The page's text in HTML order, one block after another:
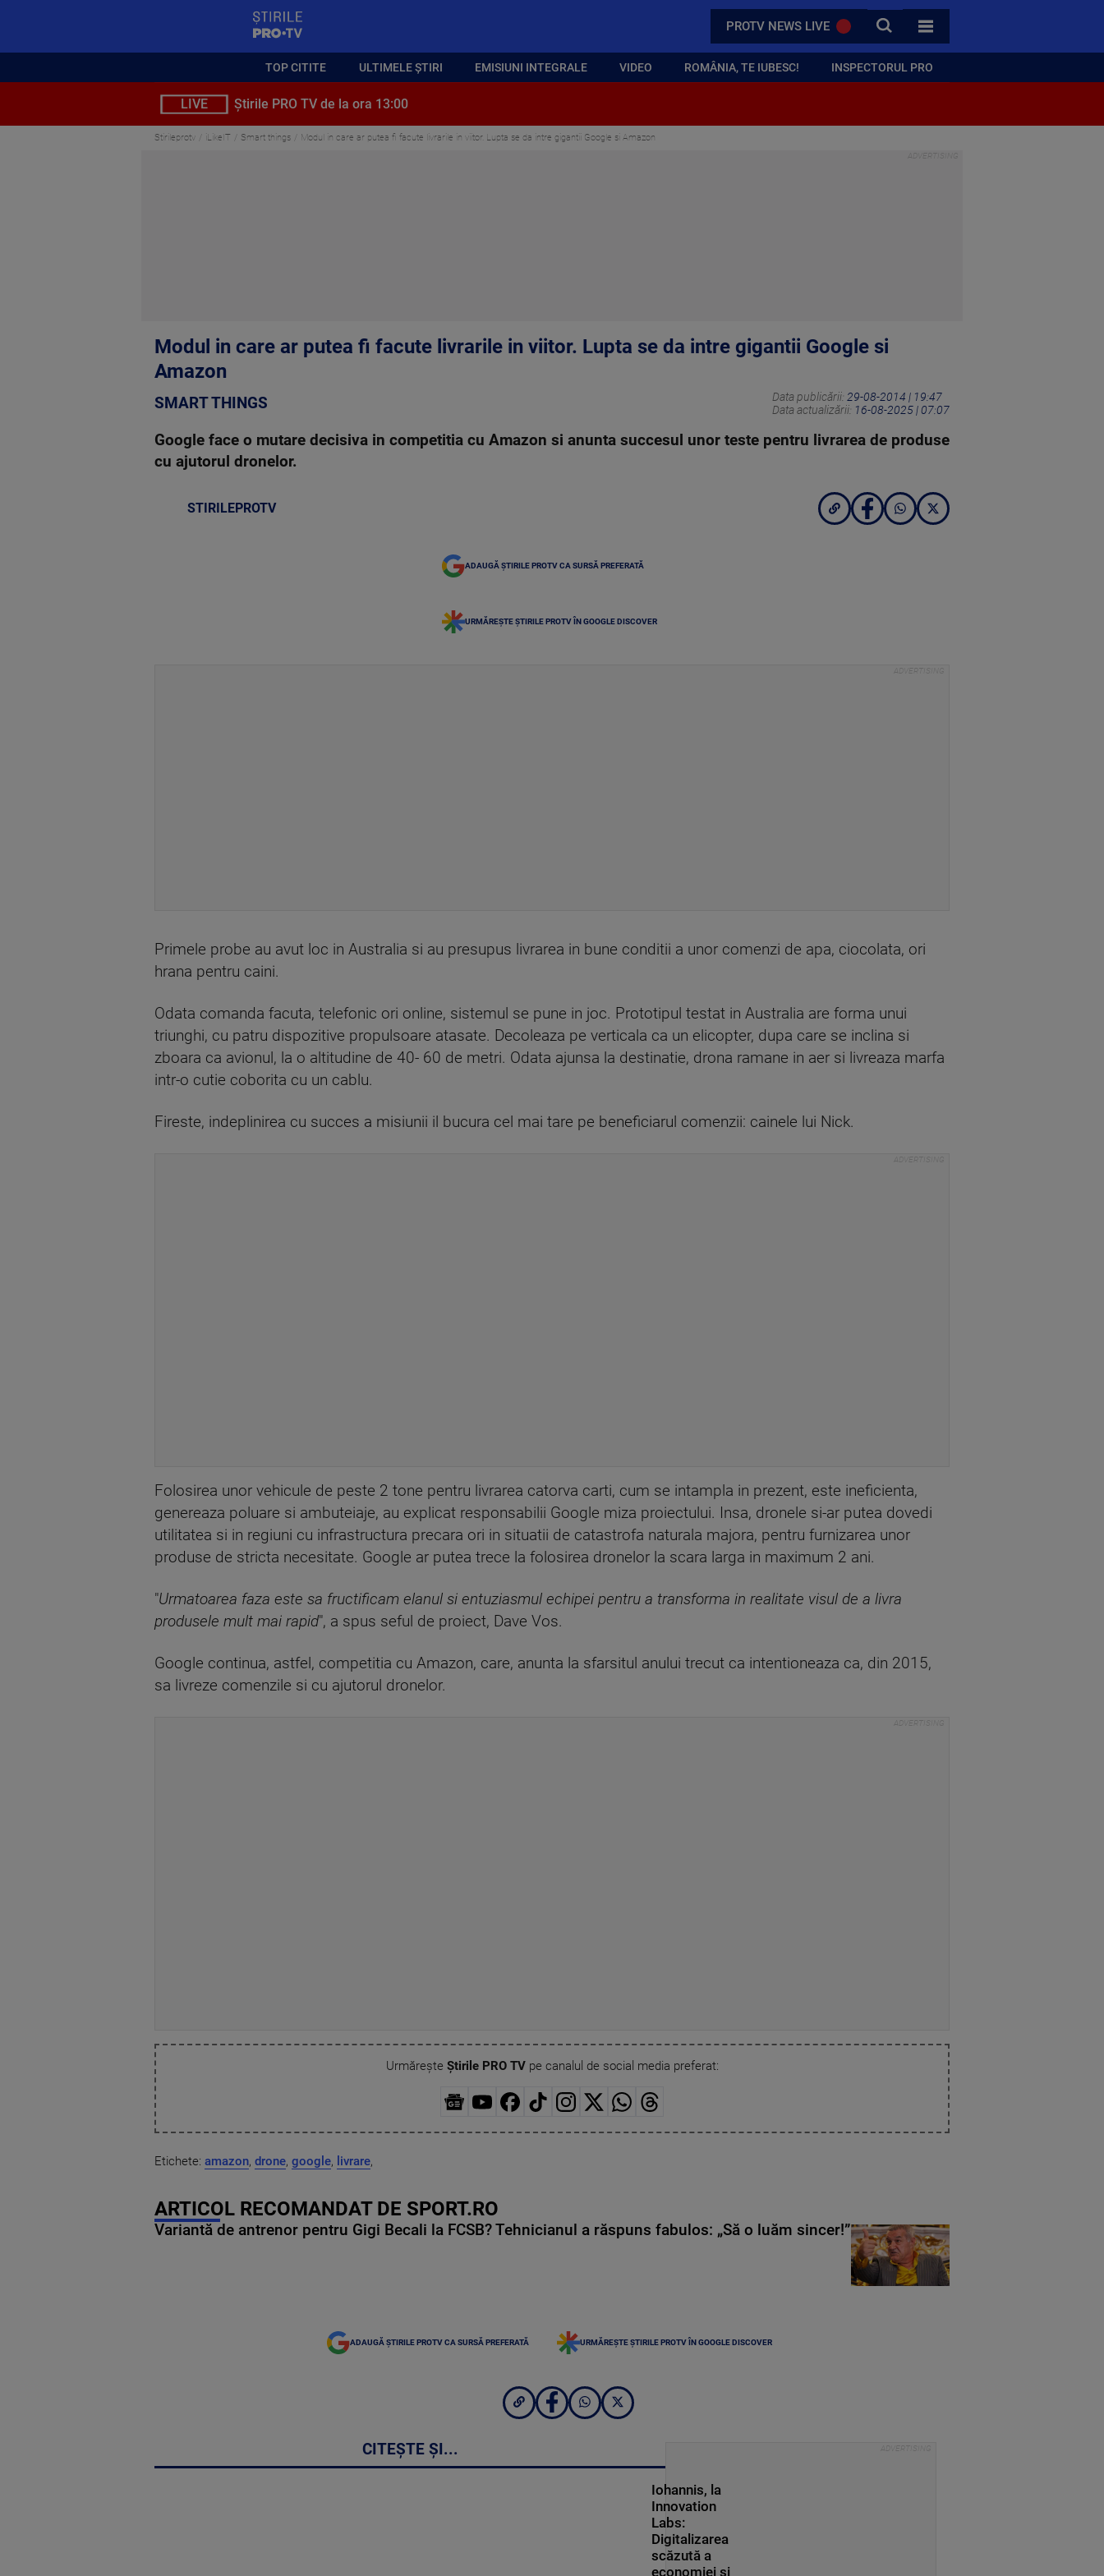
PROTV NEWS LIVE CAUTA
TOATE CATEGORIILE
TOP CITITE ULTIMELE ȘTIRI EMISIUNI INTEGRALE VIDEO ROMÂNIA, TE IUBESC! INSPECTORUL PRO
LIVE Știrile PRO TV de la ora 13:00
Stirileprotv iLikeIT Smart things Modul in care ar putea fi facute livrarile in viitor. Lupta se da intre gigantii Google si Amazon
Modul in care ar putea fi facute livrarile in viitor. Lupta se da intre gigantii Google si
Amazon
SMART THINGS Data publicării: 29-08-2014 | 19:47
Data actualizării: 16-08-2025 | 07:07
Google face o mutare decisiva in competitia cu Amazon si anunta succesul unor teste pentru livrarea de produse
cu ajutorul dronelor.
STIRILEPROTV
ADAUGĂ ȘTIRILE PROTV CA SURSĂ PREFERATĂ
URMĂREȘTE ȘTIRILE PROTV ÎN GOOGLE DISCOVER
Primele probe au avut loc in Australia si au presupus livrarea in bune conditii a unor comenzi de apa, ciocolata, ori
hrana pentru caini.
Odata comanda facuta, telefonic ori online, sistemul se pune in joc. Prototipul testat in Australia are forma unui
triunghi, cu patru dispozitive propulsoare atasate. Decoleaza pe verticala ca un elicopter, dupa care se inclina si
zboara ca avionul, la o altitudine de 40- 60 de metri. Odata ajunsa la destinatie, drona ramane in aer si livreaza marfa
intr-o cutie coborita cu un cablu.
Fireste, indeplinirea cu succes a misiunii il bucura cel mai tare pe beneficiarul comenzii: cainele lui Nick.
Folosirea unor vehicule de peste 2 tone pentru livrarea catorva carti, cum se intampla in prezent, este ineficienta,
genereaza poluare si ambuteiaje, au explicat responsabilii Google miza proiectului. Insa, dronele si-ar putea dovedi
utilitatea si in regiuni cu infrastructura precara ori in situatii de catastrofa naturala majora, pentru furnizarea unor
produse de stricta necesitate. Google ar putea trece la folosirea dronelor la scara larga in maximum 2 ani.
"Urmatoarea faza este sa fructificam elanul si entuziasmul echipei pentru a transforma in realitate visul de a livra
produsele mult mai rapid", a spus seful de proiect, Dave Vos.
Google continua, astfel, competitia cu Amazon, care, anunta la sfarsitul anului trecut ca intentioneaza ca, din 2015,
sa livreze comenzile si cu ajutorul dronelor.
Urmărește Știrile PRO TVpe canalul de social media preferat:
Etichete: amazon, drone, google, livrare,
ARTICOL RECOMANDAT DE SPORT.RO
Variantă de antrenor pentru Gigi Becali la FCSB? Tehnicianul a răspuns fabulos: „Să o luăm sincer!”
ADAUGĂ ȘTIRILE PROTV CA SURSĂ PREFERATĂ URMĂREȘTE ȘTIRILE PROTV ÎN GOOGLE DISCOVER
CITEȘTE ȘI...
Iohannis, la
Innovation
Labs:
Digitalizarea
scăzută a
economiei şi